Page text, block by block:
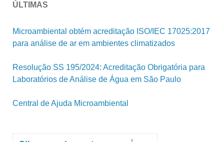
ÚLTIMAS
Microambiental obtém acreditação ISO/IEC 17025:2017
para análise de ar em ambientes climatizados
Resolução SS 195/2024: Acreditação Obrigatória para
Laboratórios de Análise de Água em São Paulo
Central de Ajuda Microambiental